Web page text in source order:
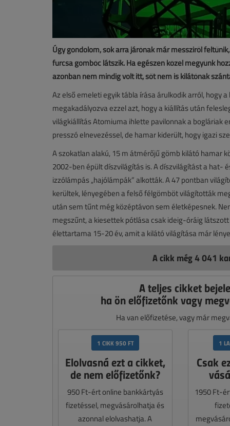
Úgy gondolom, sok arra járónak már messziről
furcsa gombóc látszik. Ha egészen közel megyünk
azonban nem mindig volt itt, sőt nem is kilátónak
Az első emeleti egyik tábla írása árulkodik arról, hogy
megakadályozva ezzel azt, hogy a kiállítás után
világkiállítás Atomiuma ihlette pavilonnak a bogláriak
presszó elnevezéssel, de hamar kiderült, hogy igazi
A szokatlan alakú, 15 m átmérőjű gömb kilátó hamar
2002-ben épült díszvilágítás is. A díszvilágítást a hat-
izzólámpás „hajólámpák” alkották. A 47 pontban
kerültek, lényegében a felső félgömböt világították
után sem tűnt még középtávon sem életképesnek.
megszűnt, a kiesettek pótlása csak ideig-óráig
élettartama 15-20 év, amit a kilátó világítása már
A cikk még 4 041
A teljes cikket
ha ön előfizetőnk vagy
Ha van előfizetése, vagy már
1 CIKK 950 FT
Elolvasná ezt a cikket,
de nem előfizetőnk?
950 Ft-ért online bankkártyás
fizetéssel, megvásárolhatja és
azonnal elolvashatja. A
1
Csak
1950 Ft-